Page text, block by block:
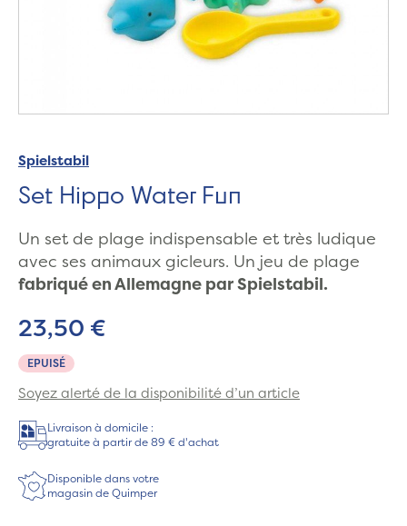
Spielstabil
Set Hippo Water Fun
Un set de plage indispensable et très ludique
avec ses animaux gicleurs. Un jeu de plage
fabriqué en Allemagne par Spielstabil.
EPUISÉ
23,50 €
Soyez alerté de la disponibilité d’un article
Livraison à domicile :
gratuite à partir de 89 € d'achat
Disponible dans votre
magasin de Quimper